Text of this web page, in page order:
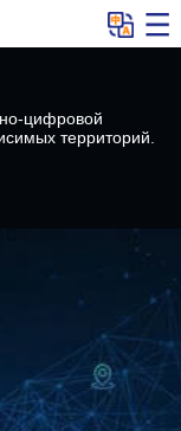
цифровой
территорий.